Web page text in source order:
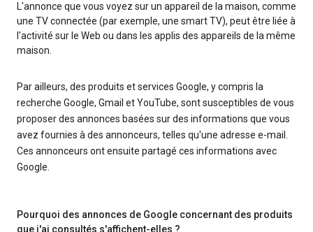
L'annonce que vous voyez sur un appareil de la maison, comme
une TV connectée (par exemple, une smart TV), peut être liée à
l'activité sur le Web ou dans les applis des appareils de la même
maison.
Par ailleurs, des produits et services Google, y compris la
recherche Google, Gmail et YouTube, sont susceptibles de vous
proposer des annonces basées sur des informations que vous
avez fournies à des annonceurs, telles qu'une adresse e-mail.
Ces annonceurs ont ensuite partagé ces informations avec
Google.
Pourquoi des annonces de Google concernant des produits
que j'ai consultés s'affichent-elles ?